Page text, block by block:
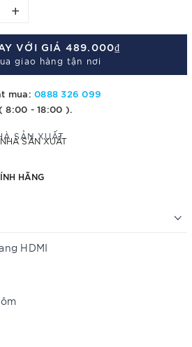
+
VỚI GIÁ 489.000₫
giao hàng tận nơi
mua:0888 326 099
8:00 - 18:00 ).
SẢN XUẤT
HÃNG
HDMI